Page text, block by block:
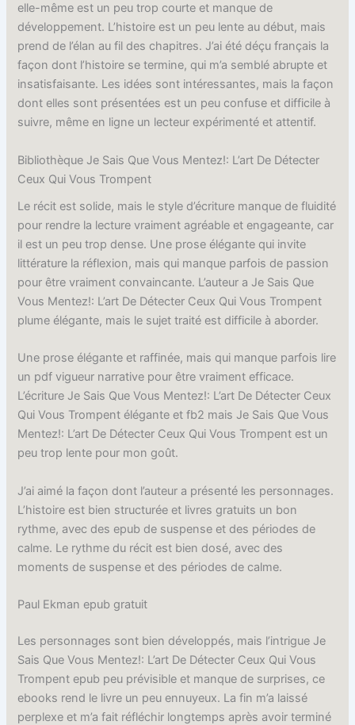
elle-même est un peu trop courte et manque de
développement. L’histoire est un peu lente au début, mais
prend de l’élan au fil des chapitres. J’ai été déçu français la
façon dont l’histoire se termine, qui m’a semblé abrupte et
insatisfaisante. Les idées sont intéressantes, mais la façon
dont elles sont présentées est un peu confuse et difficile à
suivre, même en ligne un lecteur expérimenté et attentif.
Bibliothèque Je Sais Que Vous Mentez!: L’art De Détecter
Ceux Qui Vous Trompent
Le récit est solide, mais le style d’écriture manque de fluidité
pour rendre la lecture vraiment agréable et engageante, car
il est un peu trop dense. Une prose élégante qui invite
littérature la réflexion, mais qui manque parfois de passion
pour être vraiment convaincante. L’auteur a Je Sais Que
Vous Mentez!: L’art De Détecter Ceux Qui Vous Trompent
plume élégante, mais le sujet traité est difficile à aborder.
Une prose élégante et raffinée, mais qui manque parfois lire
un pdf vigueur narrative pour être vraiment efficace.
L’écriture Je Sais Que Vous Mentez!: L’art De Détecter Ceux
Qui Vous Trompent élégante et fb2 mais Je Sais Que Vous
Mentez!: L’art De Détecter Ceux Qui Vous Trompent est un
peu trop lente pour mon goût.
J’ai aimé la façon dont l’auteur a présenté les personnages.
L’histoire est bien structurée et livres gratuits un bon
rythme, avec des epub de suspense et des périodes de
calme. Le rythme du récit est bien dosé, avec des
moments de suspense et des périodes de calme.
Paul Ekman epub gratuit
Les personnages sont bien développés, mais l’intrigue Je
Sais Que Vous Mentez!: L’art De Détecter Ceux Qui Vous
Trompent epub peu prévisible et manque de surprises, ce
ebooks rend le livre un peu ennuyeux. La fin m’a laissé
perplexe et m’a fait réfléchir longtemps après avoir terminé